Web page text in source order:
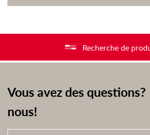
Recherche de
Vous avez des questions?
nous!